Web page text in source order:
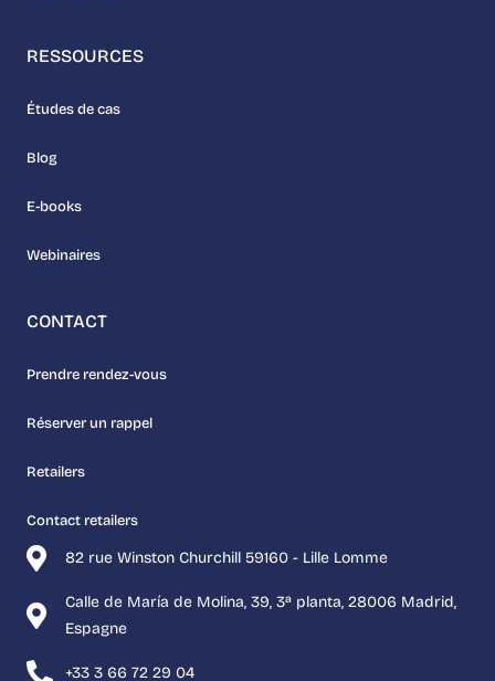
82 rue Winston Churchill 59160 - Lille Lomme
Calle de María de Molina, 39, 3ª planta, 28006 Madrid,
Espagne
+33 3 66 72 29 04
RESSOURCES
Études de cas
Blog
E-books
Webinaires
CONTACT
Prendre rendez-vous
Réserver un rappel
Retailers
Contact retailers